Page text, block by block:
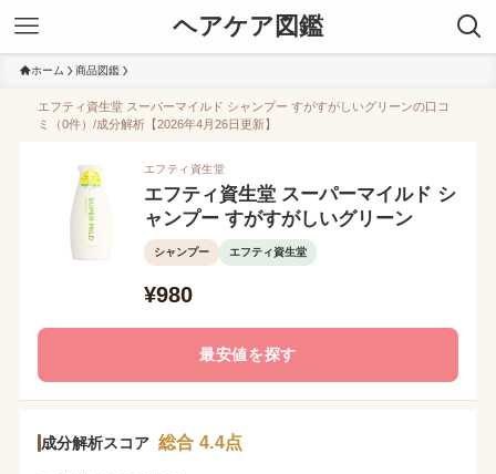
ヘアケア図鑑
ホーム 商品図鑑
エフティ資生堂 スーパーマイルド シャンプー すがすがしいグリーンの口コ
ミ（0件）/成分解析【2026年4月26日更新】
エフティ資生堂
エフティ資生堂 スーパーマイルド シ
ャンプー すがすがしいグリーン
シャンプー エフティ資生堂
¥980
最安値を探す
成分解析スコア 総合 4.4点